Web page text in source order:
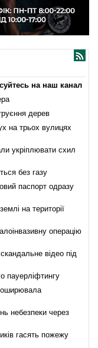
на наш канал
дерев
на трьох вулицях
укріплювати схил
без газу
паспорт одразу
на території
операцію
відео під
пауерліфтингу
небезпеки через
гасять пожежу